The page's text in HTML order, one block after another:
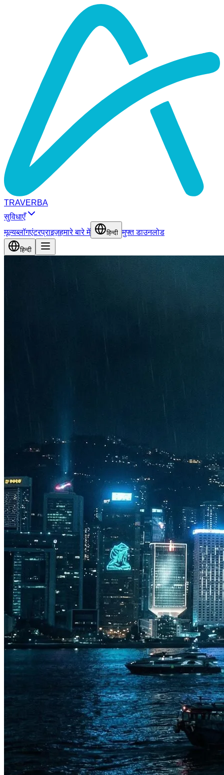
TRAVERBA
सुविधाएँ
मूल्यब्लॉगएंटरप्राइज़हमारे बारे में हिन्दी मुफ्त डाउनलोड
हिन्दी